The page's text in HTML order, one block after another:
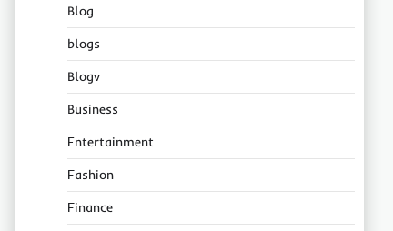
Blog
blogs
Blogv
Business
Entertainment
Fashion
Finance